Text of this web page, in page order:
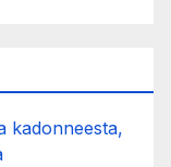
kadonneesta,